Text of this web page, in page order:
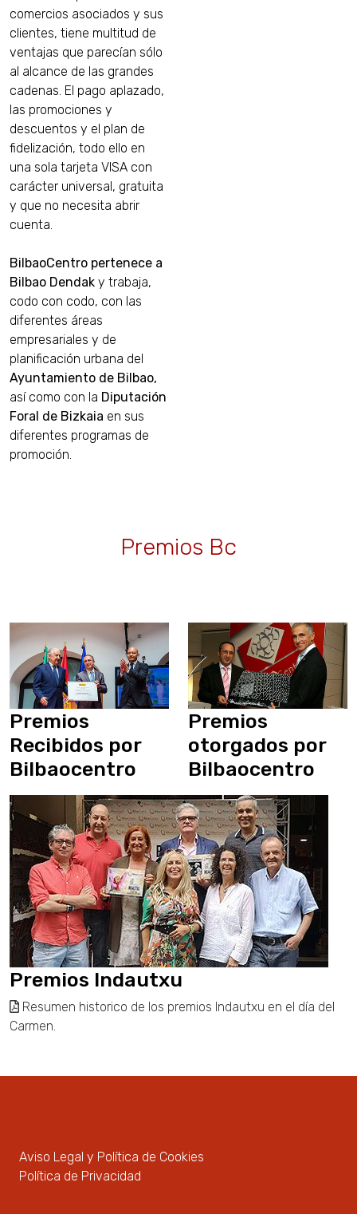
comercios asociados y sus
clientes, tiene multitud de
ventajas que parecían sólo
al alcance de las grandes
cadenas. El pago aplazado,
las promociones y
descuentos y el plan de
fidelización, todo ello en
una sola tarjeta VISA con
carácter universal, gratuita
y que no necesita abrir
cuenta.
BilbaoCentro pertenece a
Bilbao Dendak y trabaja,
codo con codo, con las
diferentes áreas
empresariales y de
planificación urbana del
Ayuntamiento de Bilbao,
así como con la Diputación
Foral de Bizkaia en sus
diferentes programas de
promoción.
Premios Bc
Premios
Recibidos por
Bilbaocentro
Premios
otorgados por
Bilbaocentro
Premios Indautxu
Resumen historico de los premios Indautxu en el día del
Carmen.
Aviso Legal y Política de Cookies
Política de Privacidad